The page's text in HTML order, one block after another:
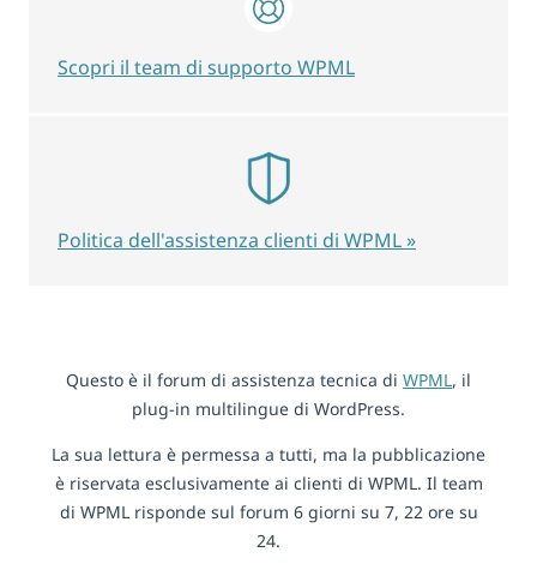
Questo è il forum di assistenza tecnica di WPML, il
plug-in multilingue di WordPress.
La sua lettura è permessa a tutti, ma la pubblicazione
è riservata esclusivamente ai clienti di WPML. Il team
di WPML risponde sul forum 6 giorni su 7, 22 ore su
24.
Scopri il team di supporto WPML
Politica dell'assistenza clienti di WPML »